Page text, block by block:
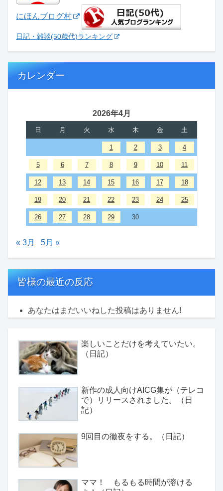
にほんブログ村
日記・雑談(50歳代)ランキング
カレンダー
2026年4月
日 月 火 水 木 金 土
1 2 3 4
5 6 7 8 9 10 11
12 13 14 15 16 17 18
19 20 21 22 23 24 25
26 27 28 29 30
« 3月 5月 »
皆様の最近の反応
あなたはまだいいねした投稿はありません!
楽しいことだけを考えていたい。
（日記）
新作の成人向けAICG集が（テレコ
で）リリースされました。（日
記）
9回目の徹夜をする。（日記）
ママ！ もるもる時間が溶ける